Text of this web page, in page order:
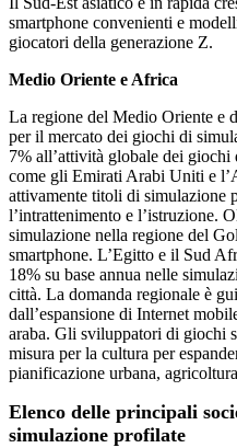
smartphone convenienti e
giocatori della generazione Z.
Medio Oriente e Africa
La regione del Medio Oriente e
per il mercato dei giochi di
7% all’attività globale dei
come gli Emirati Arabi Uniti e
attivamente titoli di simulazione
l’intrattenimento e l’istruzione.
simulazione nella regione del
smartphone. L’Egitto e il Sud
18% su base annua nelle
città. La domanda regionale è
dall’espansione di Internet
araba. Gli sviluppatori di giochi
misura per la cultura per
pianificazione urbana,
Elenco delle principali
simulazione profilate